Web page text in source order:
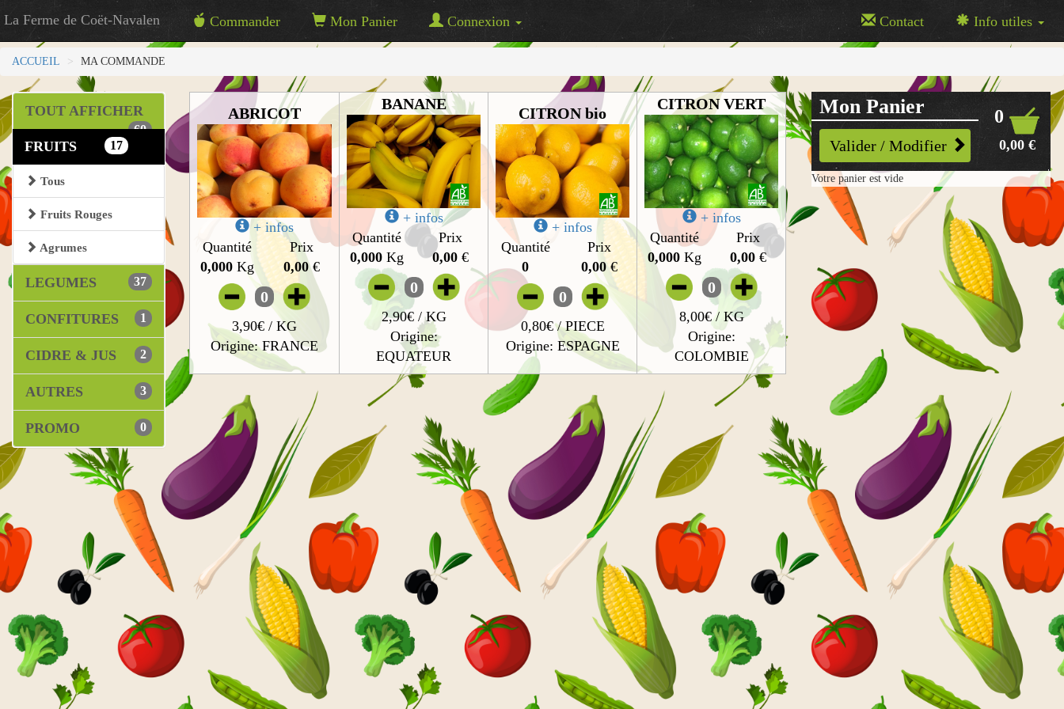
La Ferme de Coët-Navalen Commander Mon Panier Connexion Contact Info utiles
ACCUEIL MA COMMANDE
TOUT AFFICHER
60
FRUITS 17
Tous
Fruits Rouges
Agrumes
LEGUMES 37
CONFITURES 1
CIDRE & JUS 2
AUTRES 3
PROMO 0
ABRICOT
+ infos
Quantité
0,000 Kg
Prix
0,00€
0
3,90€ / KG
Origine: FRANCE
BANANE
+ infos
Quantité
0,000Kg
Prix
0,00 €
0
2,90€ / KG
Origine:
EQUATEUR
CITRON bio
+ infos
Quantité
0
Prix
0,00 €
0
0,80€ / PIECE
Origine: ESPAGNE
CITRON VERT
+ infos
Quantité
0,000Kg
Prix
0,00 €
0
8,00€ / KG
Origine:
COLOMBIE
Mon Panier
Valider / Modifier
0
0,00 €
Votre panier est vide